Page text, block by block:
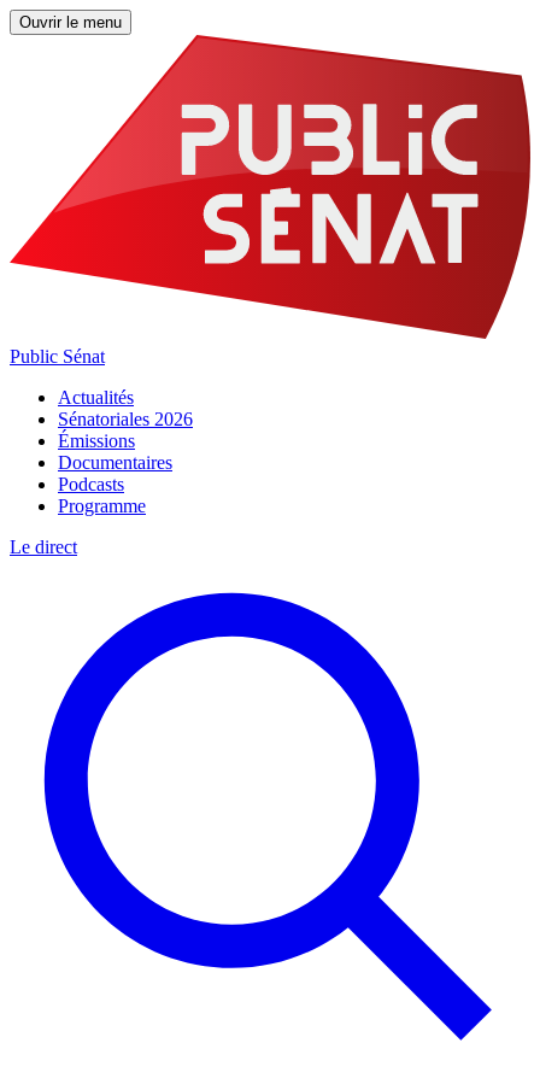
Ouvrir le menu
Public Sénat
Actualités
Sénatoriales 2026
Émissions
Documentaires
Podcasts
Programme
Le direct